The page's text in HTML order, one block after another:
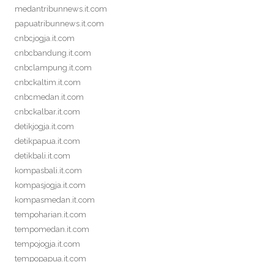
medantribunnews.it.com
papuatribunnews.it.com
cnbcjogja.it.com
cnbcbandung.it.com
cnbclampung.it.com
cnbckaltim.it.com
cnbcmedan.it.com
cnbckalbar.it.com
detikjogja.it.com
detikpapua.it.com
detikbali.it.com
kompasbali.it.com
kompasjogja.it.com
kompasmedan.it.com
tempoharian.it.com
tempomedan.it.com
tempojogja.it.com
tempopapua.it.com